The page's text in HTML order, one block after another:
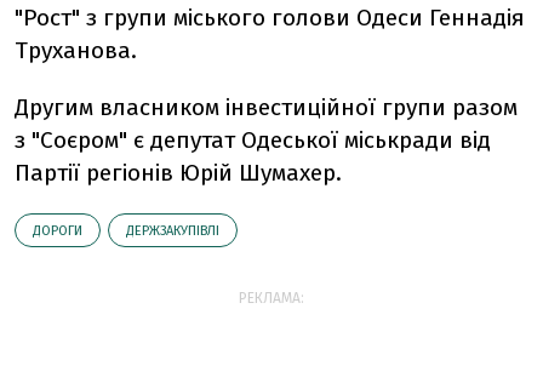
"Рост" з групи міського голови Одеси Геннадія
Труханова.
Другим власником інвестиційної групи разом
з "Соєром" є депутат Одеської міськради від
Партії регіонів Юрій Шумахер.
ДОРОГИ ДЕРЖЗАКУПІВЛІ
РЕКЛАМА: